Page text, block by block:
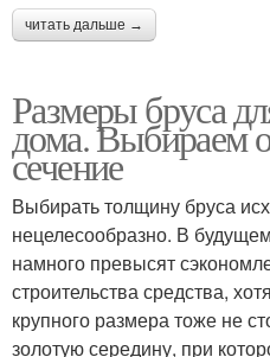
читать дальше →
Размеры бруса
дома. Выбираем
сечение
Выбирать толщину бруса
нецелесообразно. В
намного превысят
строительства средства,
крупного размера тоже не
золотую середину, при